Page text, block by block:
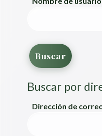
Buscar por
Buscar por
Dirección de